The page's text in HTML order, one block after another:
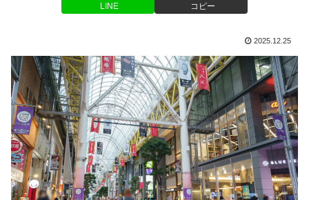
LINE コピー
2025.12.25